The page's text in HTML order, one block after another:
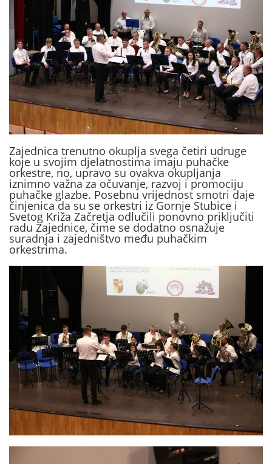
Zajednica trenutno okuplja svega četiri udruge
koje u svojim djelatnostima imaju puhačke
orkestre, no, upravo su ovakva okupljanja
iznimno važna za očuvanje, razvoj i promociju
puhačke glazbe. Posebnu vrijednost smotri daje
činjenica da su se orkestri iz Gornje Stubice i
Svetog Križa Začretja odlučili ponovno priključiti
radu Zajednice, čime se dodatno osnažuje
suradnja i zajedništvo među puhačkim
orkestrima.